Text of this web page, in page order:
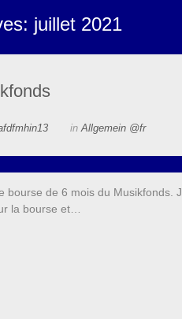
juillet 2021
inAllgemein @fr
bourse de 6 mois du Musikfonds.
la bourse et…